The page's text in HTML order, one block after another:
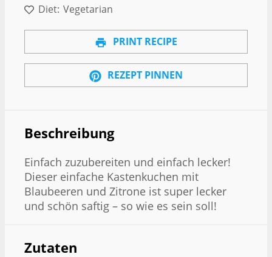
Diet: Vegetarian
PRINT RECIPE
REZEPT PINNEN
Beschreibung
Einfach zuzubereiten und einfach lecker!
Dieser einfache Kastenkuchen mit
Blaubeeren und Zitrone ist super lecker
und schön saftig – so wie es sein soll!
Zutaten